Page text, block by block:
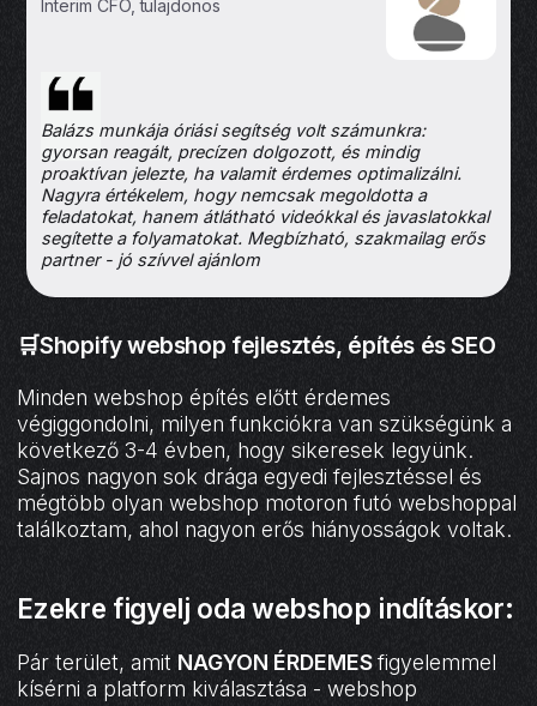
Interim CFO, tulajdonos
Balázs munkája óriási segítség volt számunkra:
gyorsan reagált, precízen dolgozott, és mindig
proaktívan jelezte, ha valamit érdemes optimalizálni.
Nagyra értékelem, hogy nemcsak megoldotta a
feladatokat, hanem átlátható videókkal és javaslatokkal
segítette a folyamatokat. Megbízható, szakmailag erős
partner - jó szívvel ajánlom
🛒Shopify webshop fejlesztés, építés és SEO
Minden webshop építés előtt érdemes
végiggondolni, milyen funkciókra van szükségünk a
következő 3-4 évben, hogy sikeresek legyünk.
Sajnos nagyon sok drága egyedi fejlesztéssel és
mégtöbb olyan webshop motoron futó webshoppal
találkoztam, ahol nagyon erős hiányosságok voltak.
Ezekre figyelj oda webshop indításkor:
Pár terület, amit NAGYON ÉRDEMESfigyelemmel
kísérni a platform kiválasztása - webshop